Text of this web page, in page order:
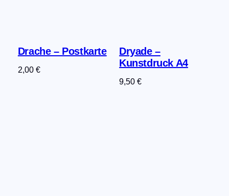
Drache – Postkarte
2,00 €
Dryade –
Kunstdruck A4
9,50€